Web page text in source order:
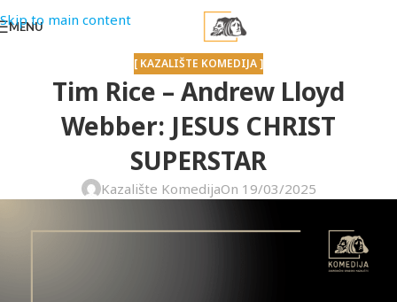
Skip to main content
MENU
[ KAZALIŠTE KOMEDIJA ]
Tim Rice – Andrew Lloyd
Webber: JESUS CHRIST
SUPERSTAR
Kazalište KomedijaOn 19/03/2025